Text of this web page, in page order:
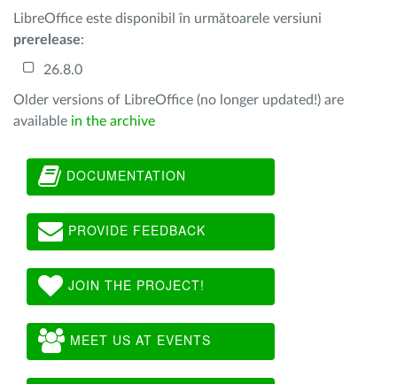
LibreOffice este disponibil în următoarele versiuni
prerelease:
26.8.0
Older versions of LibreOffice (no longer updated!) are
available in the archive
DOCUMENTATION
PROVIDE FEEDBACK
JOIN THE PROJECT!
MEET US AT EVENTS